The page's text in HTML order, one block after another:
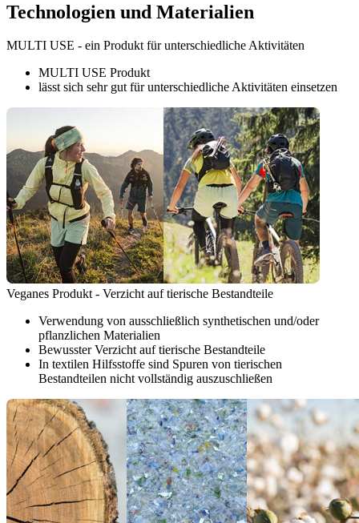
Technologien und Materialien
MULTI USE - ein Produkt für unterschiedliche Aktivitäten
MULTI USE Produkt
lässt sich sehr gut für unterschiedliche Aktivitäten einsetzen
Veganes Produkt - Verzicht auf tierische Bestandteile
Verwendung von ausschließlich synthetischen und/oder
pflanzlichen Materialien
Bewusster Verzicht auf tierische Bestandteile
In textilen Hilfsstoffe sind Spuren von tierischen
Bestandteilen nicht vollständig auszuschließen